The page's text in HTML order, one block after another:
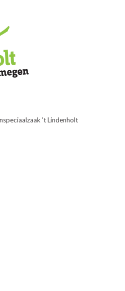
't Lindenholt